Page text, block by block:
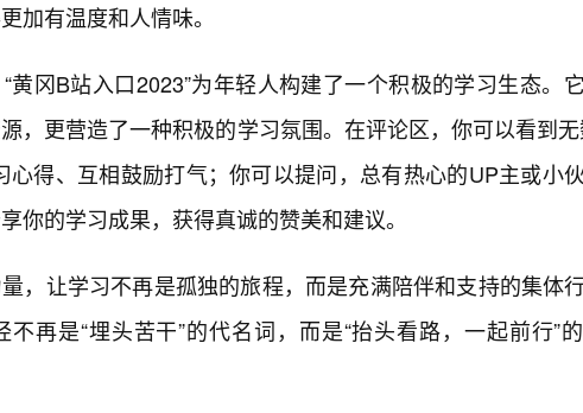
加有温度和人情味。
黄冈B站入口2023”为年轻人构建了一个积极的学习生态。
，更营造了一种积极的学习氛围。在评论区，你可以看到无
心得、互相鼓励打气；你可以提问，总有热心的UP主或小
你的学习成果，获得真诚的赞美和建议。
，让学习不再是孤独的旅程，而是充满陪伴和支持的集体
不再是“埋头苦干”的代名词，而是“抬头看路，一起前行”